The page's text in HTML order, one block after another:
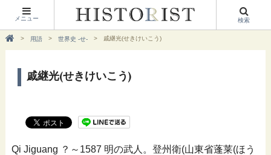
メニュー 検索
用語 世界史 -せ- 戚継光(せきけいこう)
戚継光(せきけいこう)
Qi Jiguang ？～1587 明の武人。登州衛(山東省蓬莱(ほう